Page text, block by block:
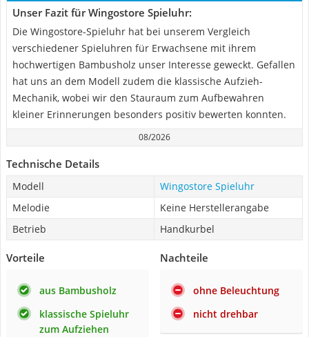
Unser Fazit für Wingostore Spieluhr:
Die Wingostore-Spieluhr hat bei unserem Vergleich
verschiedener Spieluhren für Erwachsene mit ihrem
hochwertigen Bambusholz unser Interesse geweckt. Gefallen
hat uns an dem Modell zudem die klassische Aufzieh-
Mechanik, wobei wir den Stauraum zum Aufbewahren
kleiner Erinnerungen besonders positiv bewerten konnten.
08/2026
Technische Details
Modell
Wingostore Spieluhr
Melodie
Keine Herstellerangabe
Betrieb
Handkurbel
Vorteile
aus Bambusholz
klassische Spieluhr
zum Aufziehen
Nachteile
ohne Beleuchtung
nicht drehbar